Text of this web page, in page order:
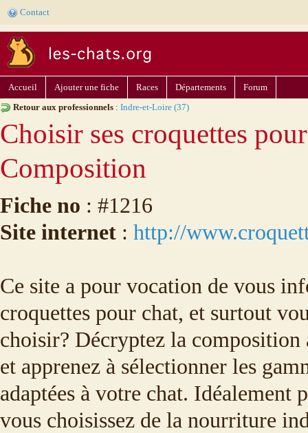
Contact
Accueil Ajouter une fiche Races Départements
Forum
Retour aux professionnels : Indre-et-Loire (37)
Choisir ses croquettes
Composition
Fiche no : #1216
Site internet : http://
Ce site a pour vocation de vous
croquettes pour chat, et surtout
choisir? Décryptez la composition
et apprenez à sélectionner les
adaptées à votre chat. Idéalement
vous choisissez de la nourriture